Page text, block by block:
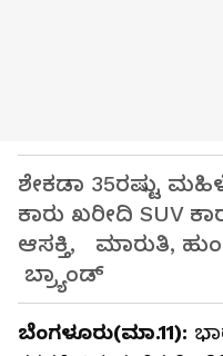
ಶೇಕಡಾ 35ರಷ್ಟು
ಕಾರು ಖರೀದಿ SUV
ಆಸಕ್ತಿ, ಮಾರುತಿ,
ಬ್ರ್ಯಾಂಡ್
ಬೆಂಗಳೂರು(ಮಾ.11):